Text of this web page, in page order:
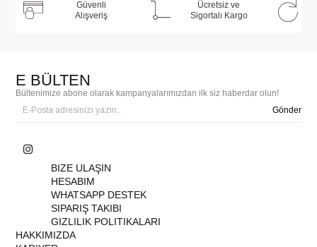
Güvenli
Alışveriş
Ücretsiz ve
Sigortalı Kargo
E BÜLTEN
Bültenimize abone olarak kampanyalarımızdan ilk siz haberdar olun!
Gönder
BIZE ULAŞIN
HESABIM
WHATSAPP DESTEK
SIPARIŞ TAKIBI
GIZLILIK POLITIKALARI
HAKKIMIZDA